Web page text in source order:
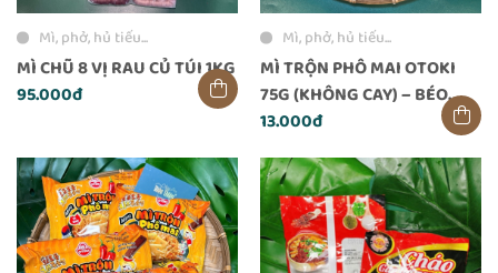
Mì, phở, hủ tiếu...
MÌ CHŨ 8 VỊ RAU CỦ TÚI 1KG
95.000đ
Mì, phở, hủ tiếu...
MÌ TRỘN PHÔ MAI OTOKI
75G (KHÔNG CAY) – BÉO
THƠM NGẬY NGẬY, PHÙ
13.000đ